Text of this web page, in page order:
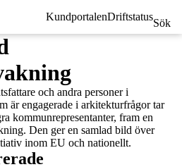
KundportalenDriftstatus
Sök
och andra personer i
är engagerade i arkitekturfrågor tar
kommunrepresentanter, fram en
Den ger en samlad bild över
inom EU och nationellt.